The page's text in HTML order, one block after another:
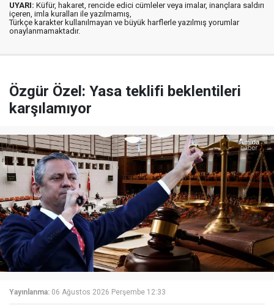
UYARI: Küfür, hakaret, rencide edici cümleler veya imalar, inançlara saldırı
içeren, imla kuralları ile yazılmamış,
Türkçe karakter kullanılmayan ve büyük harflerle yazılmış yorumlar
onaylanmamaktadır.
Özgür Özel: Yasa teklifi beklentileri
karşılamıyor
Yayınlanma: 06 Ağustos 2026 Perşembe 12:33